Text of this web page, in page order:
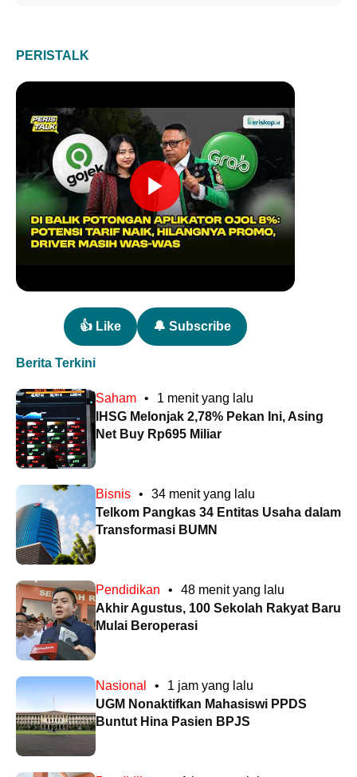
PERISTALK
👍 Like 🔔 Subscribe
Berita Terkini
Saham •
1 menit yang lalu
IHSG Melonjak 2,78% Pekan Ini, Asing
Net Buy Rp695 Miliar
Bisnis •
34 menit yang lalu
Telkom Pangkas 34 Entitas Usaha dalam
Transformasi BUMN
Pendidikan •
48 menit yang lalu
Akhir Agustus, 100 Sekolah Rakyat Baru
Mulai Beroperasi
Nasional •
1 jam yang lalu
UGM Nonaktifkan Mahasiswi PPDS
Buntut Hina Pasien BPJS